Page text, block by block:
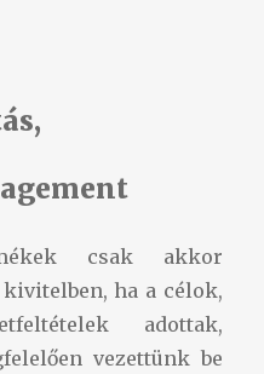
csak akkor
ha a célok,
adottak,
vezettünk be